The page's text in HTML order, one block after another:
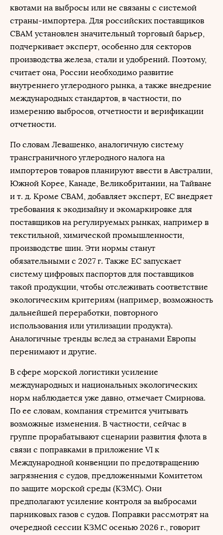
квотами на выбросы или не связаны с системой
страны-импортера. Для российских поставщиков
CBAM установлен значительный торговый барьер,
подчеркивает эксперт, особенно для секторов
производства железа, стали и удобрений. Поэтому,
считает она, России необходимо развитие
внутреннего углеродного рынка, а также внедрение
международных стандартов, в частности, по
измерению выбросов, отчетности и верификации
отчетности.
По словам Левашенко, аналогичную систему
трансграничного углеродного налога на
импортеров товаров планируют ввести в Австралии,
Южной Корее, Канаде, Великобритании, на Тайване
и т. д. Кроме CBAM, добавляет эксперт, ЕС внедряет
требования к экодизайну и экомаркировке для
поставщиков на регулируемых рынках, например в
текстильной, химической промышленности,
производстве шин. Эти нормы станут
обязательными с 2027 г. Также ЕС запускает
систему цифровых паспортов для поставщиков
такой продукции, чтобы отслеживать соответствие
экологическим критериям (например, возможность
дальнейшей переработки, повторного
использования или утилизации продукта).
Аналогичные тренды вслед за странами Европы
перенимают и другие.
В сфере морской логистики усиление
международных и национальных экологических
норм наблюдается уже давно, отмечает Смирнова.
По ее словам, компания стремится учитывать
возможные изменения. В частности, сейчас в
группе прорабатывают сценарии развития флота в
связи с поправками в приложение VI к
Международной конвенции по предотвращению
загрязнения с судов, предложенными Комитетом
по защите морской среды (КЗМС). Они
предполагают усиление контроля за выбросами
парниковых газов с судов. Поправки рассмотрят на
очередной сессии КЗМС осенью 2026 г., говорит